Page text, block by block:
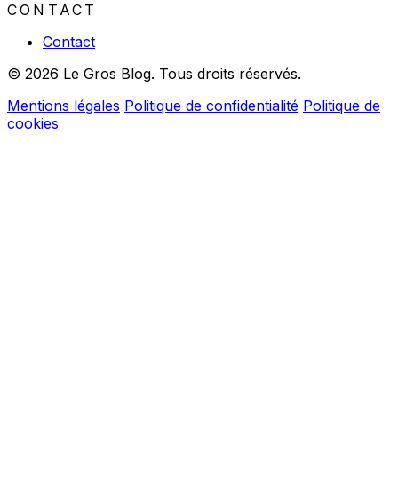
CONTACT
Contact
© 2026 Le Gros Blog. Tous droits réservés.
Mentions légales Politique de confidentialité Politique de
cookies